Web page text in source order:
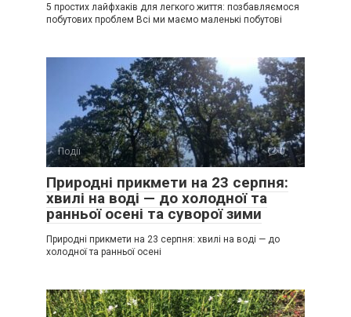
5 простих лайфхаків для легкого життя: позбавляємося
побутових проблем Всі ми маємо маленькі побутові
Події 0
Природні прикмети на 23 серпня:
хвилі на воді — до холодної та
ранньої осені та суворої зими
Природні прикмети на 23 серпня: хвилі на воді — до
холодної та ранньої осені